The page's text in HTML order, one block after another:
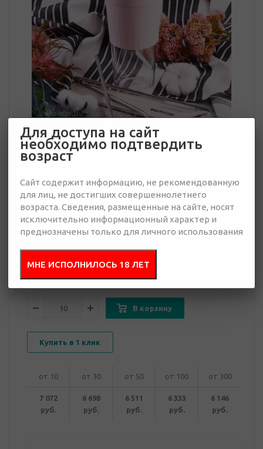
6 146 руб.
Отправить
Добавить в
презентацию
В корзину
Купить в 1 клик
от 10 от 30 от 50 от 100 от 300
7 072
руб.
6 698
руб.
6 511
руб.
6 333
руб.
6 146
руб.
Для доступа на сайт
необходимо подтвердить
возраст
Сайт содержит информацию, не рекомендованную
для лиц, не достигших совершеннолетнего
возраста. Сведения, размещенные на сайте, носят
исключительно информационный характер и
преднозначены только для личного использования
МНЕ ИСПОЛНИЛОСЬ 18 ЛЕТ